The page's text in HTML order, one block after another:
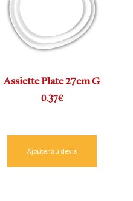
Assiette Plate 27cm G
0.37€
Ajouter au devis